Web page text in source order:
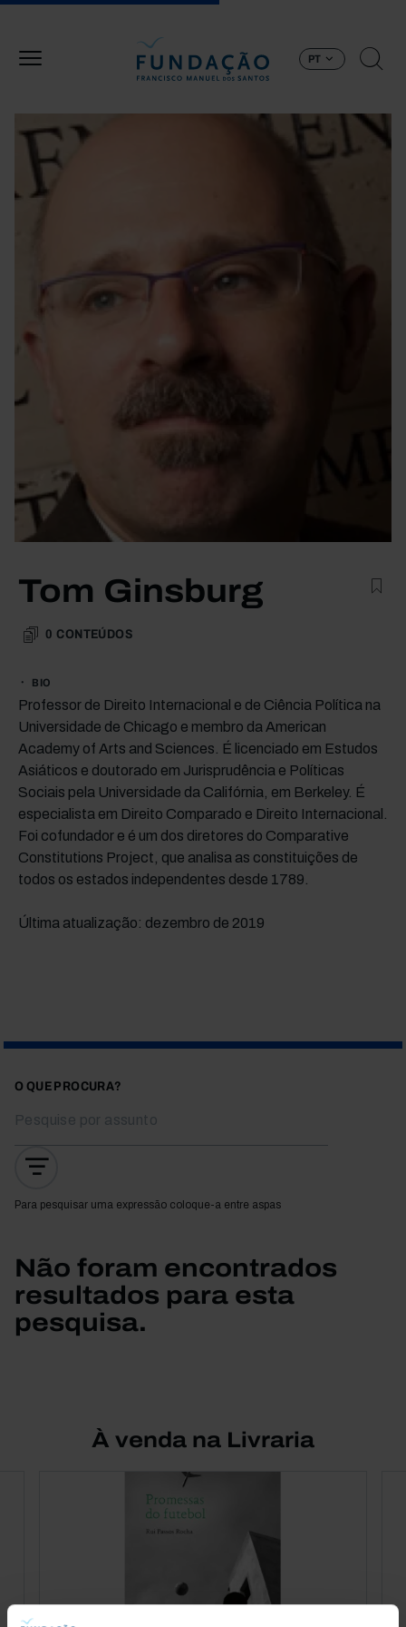
PT
Tom Ginsburg
0 CONTEÚDOS
BIO
Professor de Direito Internacional e de Ciência Política na
Universidade de Chicago e membro da American
Academy of Arts and Sciences. É licenciado em Estudos
Asiáticos e doutorado em Jurisprudência e Políticas
Sociais pela Universidade da Califórnia, em Berkeley. É
especialista em Direito Comparado e Direito Internacional.
Foi cofundador e é um dos diretores do Comparative
Constitutions Project, que analisa as constituições de
todos os estados independentes desde 1789.
Última atualização: dezembro de 2019
O QUE PROCURA?
Para pesquisar uma expressão coloque-a entre aspas
Não foram encontrados
resultados para esta
pesquisa.
À venda na Livraria